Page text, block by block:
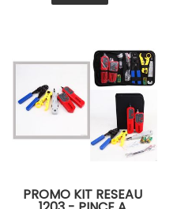
PROMO KIT RESEAU